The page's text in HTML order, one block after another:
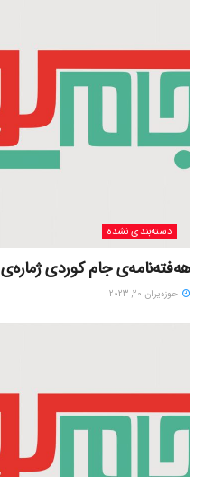
دسته‌بندی نشده
هەفتەنامەی جام کوردی ژمارەی 324
حوزه‌یران 20, 2023